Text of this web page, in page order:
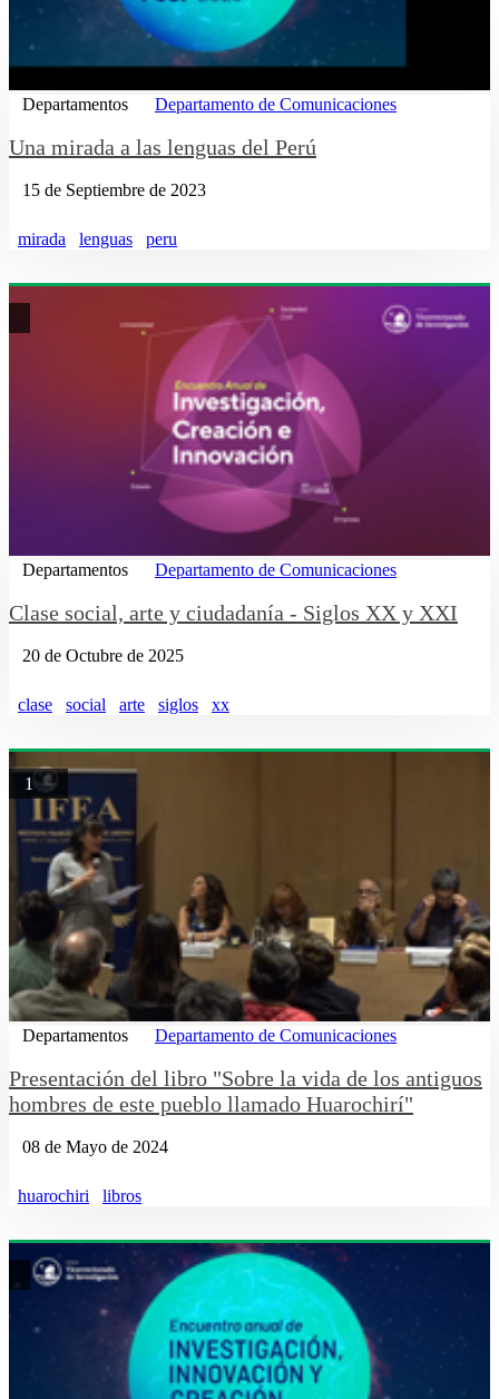
Departamentos Departamento de Comunicaciones
Una mirada a las lenguas del Perú
15 de Septiembre de 2023
mirada lenguas peru
Departamentos Departamento de Comunicaciones
Clase social, arte y ciudadanía - Siglos XX y XXI
20 de Octubre de 2025
clase social arte siglos xx
1
Departamentos Departamento de Comunicaciones
Presentación del libro "Sobre la vida de los antiguos
hombres de este pueblo llamado Huarochirí"
08 de Mayo de 2024
huarochiri libros